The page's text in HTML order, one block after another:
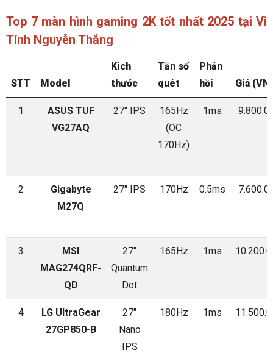
Top 7 màn hình gaming 2K tốt nhất 2025 tại Vi
Tính Nguyễn Thắng
STT Model
Kích
thước
Tần số
quét
Phản
hồi
Giá
1
ASUS TUF
VG27AQ
27" IPS
165Hz
(OC
170Hz)
1ms
2
Gigabyte
M27Q
27" IPS 170Hz 0.5ms
3
MSI
MAG274QRF-
QD
27"
Quantum
Dot
165Hz 1ms
4
LG UltraGear
27GP850-B
27"
Nano
IPS
180Hz 1ms